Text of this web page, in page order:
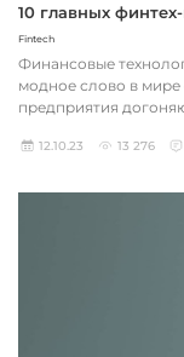
10 главных
Fintech
Финансовые
модное слово в мире
предприятия
12.10.23 13 276